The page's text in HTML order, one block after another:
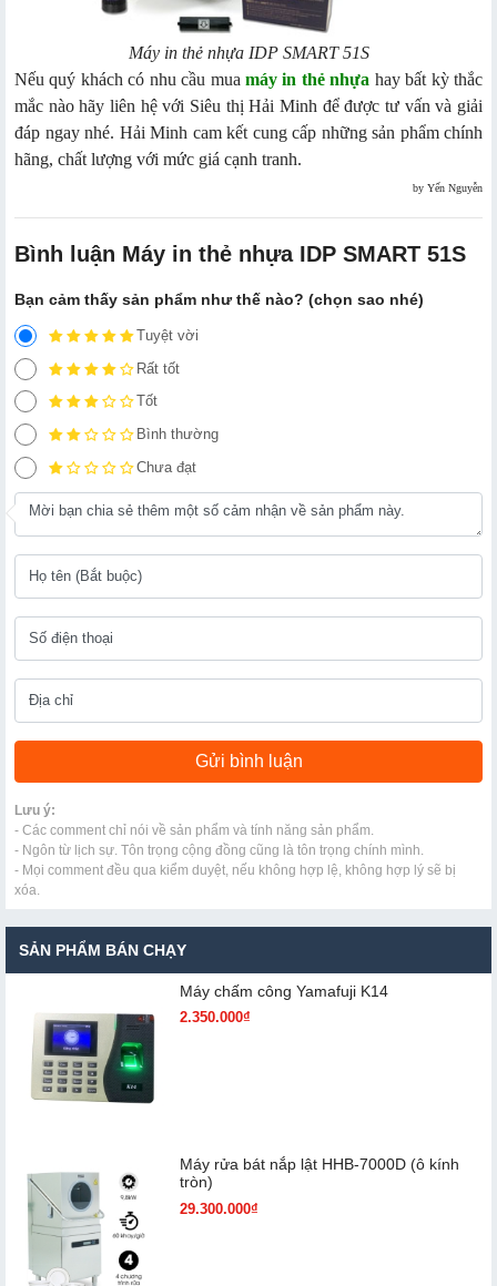
Máy in thẻ nhựa IDP SMART 51S
Nếu quý khách có nhu cầu mua máy in thẻ nhựa hay bất kỳ thắc
mắc nào hãy liên hệ với Siêu thị Hải Minh để được tư vấn và giải
đáp ngay nhé. Hải Minh cam kết cung cấp những sản phẩm chính
hãng, chất lượng với mức giá cạnh tranh.
by Yến Nguyễn
Bình luận Máy in thẻ nhựa IDP SMART 51S
Bạn cảm thấy sản phẩm như thế nào? (chọn sao nhé)
Tuyệt vời
Rất tốt
Tốt
Bình thường
Chưa đạt
Lưu ý:
- Các comment chỉ nói về sản phẩm và tính năng sản phẩm.
- Ngôn từ lịch sự. Tôn trọng cộng đồng cũng là tôn trọng chính mình.
- Mọi comment đều qua kiểm duyệt, nếu không hợp lệ, không hợp lý sẽ bị
xóa.
SẢN PHẨM BÁN CHẠY
Máy chấm cô​ng Yamafuji K14
2.350.000₫
Máy rửa bát nắp lật HHB-7000D (ô kính
tròn)
29.300.000₫